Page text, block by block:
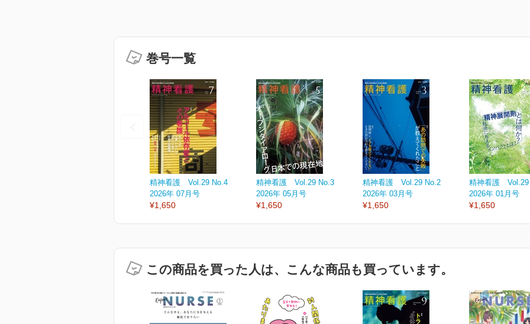
巻号一覧
精神看護 Vol.29 No.4
2026年 07月号
¥1,650
精神看護 Vol.29 No.3
2026年 05月号
¥1,650
精神看護 Vol.29 No.2
2026年 03月号
¥1,650
精神看護 Vol.29
2026年 01月号
¥1,650
この商品を買った人は、こんな商品も買っています。